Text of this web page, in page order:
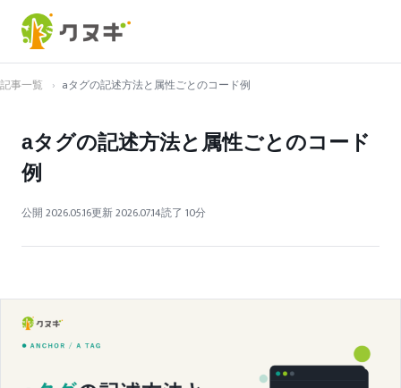
記事一覧 › aタグの記述方法と属性ごとのコード例
aタグの記述方法と属性ごとのコード
例
公開 2026.05.16更新 2026.07.14読了 10分